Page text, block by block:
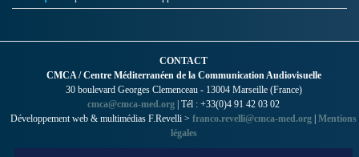
CONTACT
CMCA / Centre Méditerranéen de la Communication Audiovisuelle
30 boulevard Georges Clemenceau - 13004 Marseille (France)
cmca@cmca-med.org | Tél : +33(0)4 91 42 03 02
Développement web & multimédias F.Revelli > franco.revelli@cmca-med.org Mentions
légales